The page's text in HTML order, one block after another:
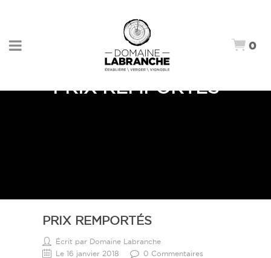
0
PRIX REMPORTÉS
PRIX REMPORTÉS
Écrit par Domaine Labranche
Le 16 janvier 2018
0 Commentaires